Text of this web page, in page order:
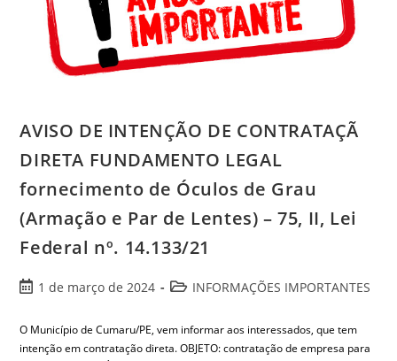
AVISO DE INTENÇÃO DE CONTRATAÇÃ
DIRETA FUNDAMENTO LEGAL
fornecimento de Óculos de Grau
(Armação e Par de Lentes) – 75, II, Lei
Federal nº. 14.133/21
1 de março de 2024 INFORMAÇÕES IMPORTANTES
O Município de Cumaru/PE, vem informar aos interessados, que tem
intenção em contratação direta. OBJETO: contratação de empresa para